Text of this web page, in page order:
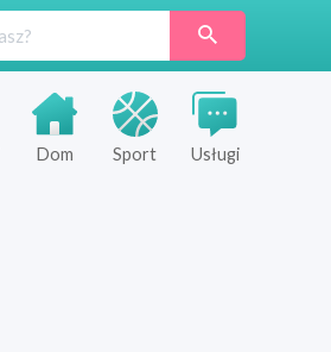
Dom Sport Usługi